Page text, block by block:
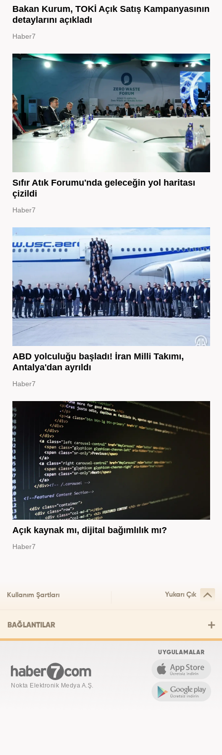
Bakan Kurum, TOKİ Açık Satış Kampanyasının
detaylarını açıkladı
Haber7
Sıfır Atık Forumu'nda geleceğin yol haritası
çizildi
Haber7
ABD yolculuğu başladı! İran Milli Takımı,
Antalya'dan ayrıldı
Haber7
Açık kaynak mı, dijital bağımlılık mı?
Haber7
Kullanım Şartları Yukarı Çık
BAĞLANTILAR
Nokta Elektronik Medya A.Ş.
UYGULAMALAR